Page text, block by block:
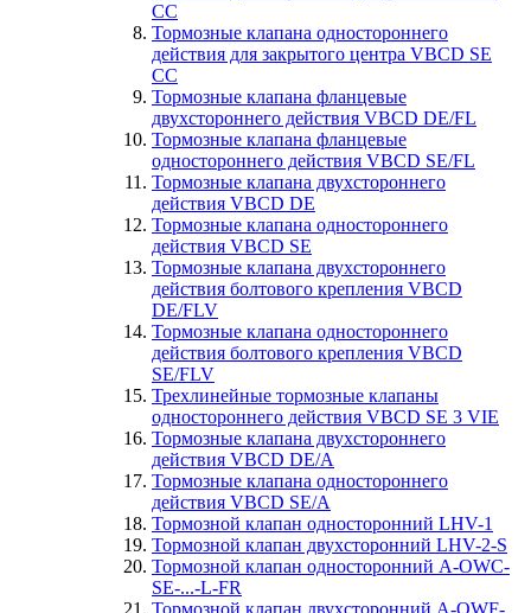
CC
Тормозные клапана одностороннего
действия для закрытого центра VBCD SE
CC
Тормозные клапана фланцевые
двухстороннего действия VBCD DE/FL
Тормозные клапана фланцевые
одностороннего действия VBCD SE/FL
Тормозные клапана двухстороннего
действия VBCD DE
Тормозные клапана одностороннего
действия VBCD SE
Тормозные клапана двухстороннего
действия болтового крепления VBCD
DE/FLV
Тормозные клапана одностороннего
действия болтового крепления VBCD
SE/FLV
Трехлинейные тормозные клапаны
одностороннего действия VBCD SE 3 VIE
Тормозные клапана двухстороннего
действия VBCD DE/А
Тормозные клапана одностороннего
действия VBCD SE/A
Тормозной клапан односторонний LHV-1
Тормозной клапан двухсторонний LHV-2-S
Тормозной клапан односторонний A-OWC-
SE-...-L-FR
Тормозной клапан двухсторонний A-OWF-